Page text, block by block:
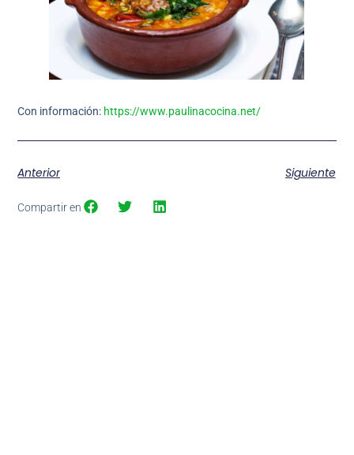
Con información: https://www.paulinacocina.net/
Anterior Siguiente
Compartir en